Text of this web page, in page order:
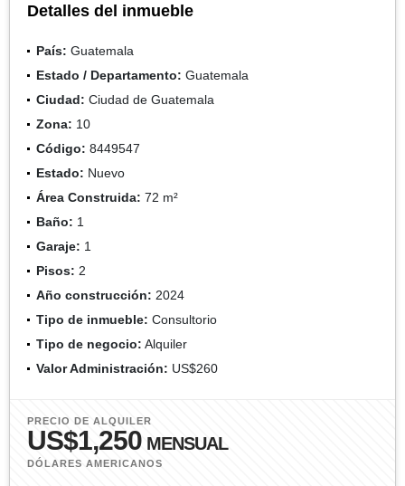
Detalles del inmueble
País: Guatemala
Estado / Departamento: Guatemala
Ciudad: Ciudad de Guatemala
Zona: 10
Código: 8449547
Estado: Nuevo
Área Construida: 72 m²
Baño: 1
Garaje: 1
Pisos: 2
Año construcción: 2024
Tipo de inmueble: Consultorio
Tipo de negocio: Alquiler
Valor Administración: US$260
PRECIO DE ALQUILER
US$1,250 MENSUAL
DÓLARES AMERICANOS